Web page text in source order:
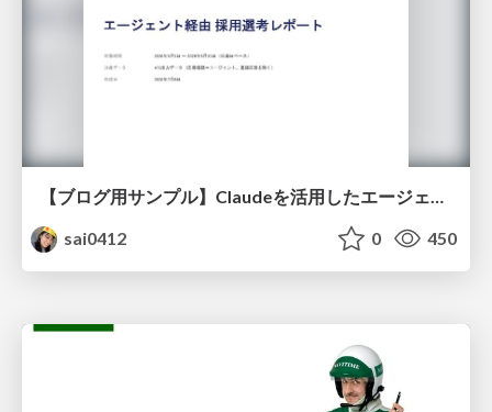
【ブログ用サンプル】Claudeを活用したエージェント分析レポート自動生成例
sai0412
0 450